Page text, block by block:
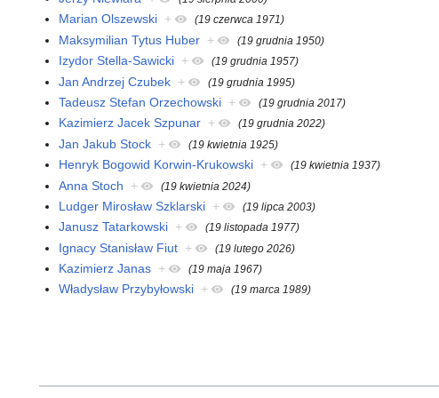
Marian Olszewski + (19 czerwca 1971)
Maksymilian Tytus Huber + (19 grudnia 1950)
Izydor Stella-Sawicki + (19 grudnia 1957)
Jan Andrzej Czubek + (19 grudnia 1995)
Tadeusz Stefan Orzechowski + (19 grudnia 2017)
Kazimierz Jacek Szpunar + (19 grudnia 2022)
Jan Jakub Stock + (19 kwietnia 1925)
Henryk Bogowid Korwin-Krukowski + (19 kwietnia 1937)
Anna Stoch + (19 kwietnia 2024)
Ludger Mirosław Szklarski + (19 lipca 2003)
Janusz Tatarkowski + (19 listopada 1977)
Ignacy Stanisław Fiut + (19 lutego 2026)
Kazimierz Janas + (19 maja 1967)
Władysław Przybyłowski + (19 marca 1989)